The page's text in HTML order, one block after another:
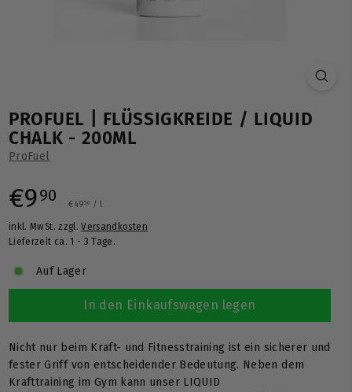
PROFUEL | FLÜSSIGKREIDE / LIQUID
CHALK - 200ML
ProFuel
Normaler
Preis
€990 €9,90
€4950 €49,50
/ l
inkl. MwSt. zzgl.Versandkosten
Lieferzeit ca. 1 - 3 Tage.
Auf Lager
In den Einkaufswagen legen
Nicht nur beim Kraft- und Fitnesstraining ist ein sicherer und
fester Griff von entscheidender Bedeutung. Neben dem
Krafttraining im Gym kann unser LIQUID